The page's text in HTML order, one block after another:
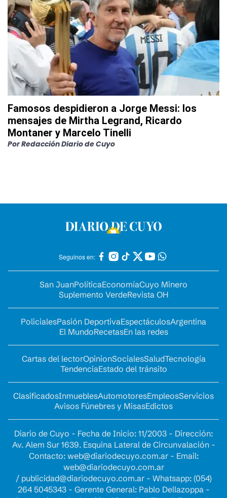
Famosos despidieron a Jorge Messi: los
mensajes de Mirtha Legrand, Ricardo
Montaner y Marcelo Tinelli
PorRedacción Diario de Cuyo
Seguinos en:
San JuanPolíticaEconomíaCuyo Minero
Suplemento VerdeRevista OH
PolicialesPasión DeportivaEspectáculosArgentina
El MundoRecetasEn las redes
Cartas del lectorOpinionSocialesSaludTecnología
TendenciaEstado del tránsito
ClasificadosInmueblesAutomotoresEmpleosServicios
Avisos Fúnebres y MisasEdictos
Diario de Cuyo - Fecha de Inicio: 11/2003 - Dirección:
Av. Alem Sur 1639. Esquina Lateral de Circunvalación -
Contacto: web@diariodecuyo.com.ar- Email:
web@diariodecuyo.com.ar
/ publicidad@diariodecuyo.com.ar- Whatsapp: (054)
264 5045343 - Gerente General: Pablo Dellazoppa -